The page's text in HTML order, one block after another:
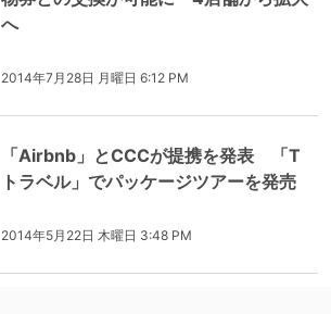
へ
2014年7月28日 月曜日 6:12 PM
「Airbnb」とCCCが提携を発表 「T
トラベル」でパッケージツアーを発売
2014年5月22日 木曜日 3:48 PM